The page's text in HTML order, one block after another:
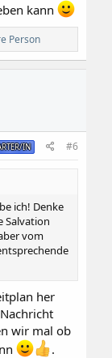
Status
ist
auch
wichtig.
auf
oder
kann
Person
IN #6
ich! Denke
Salvation
vom
her
wir mal ob
.